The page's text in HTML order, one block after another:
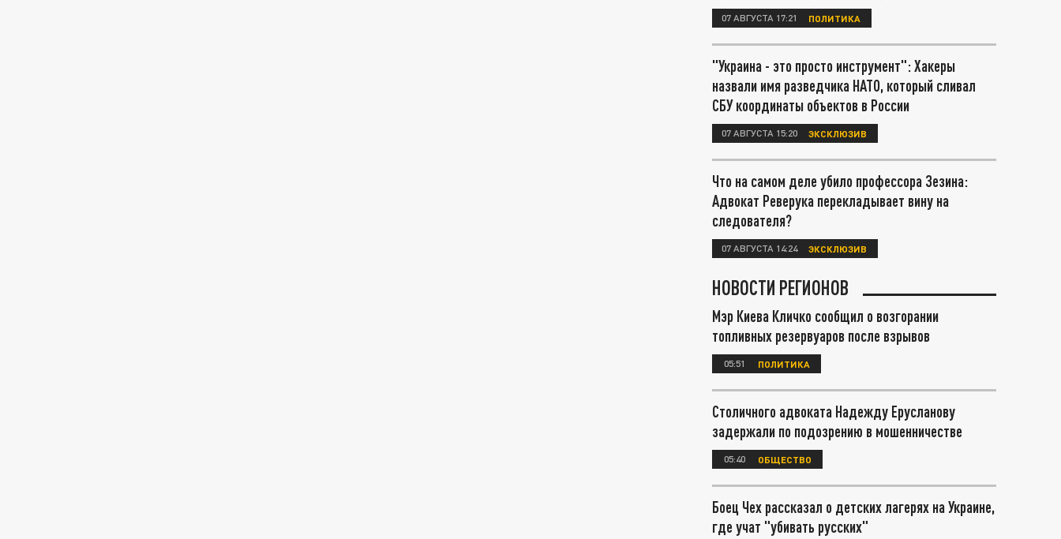
07 АВГУСТА 17:21 ПОЛИТИКА
"Украина - это просто инструмент": Хакеры
назвали имя разведчика НАТО, который сливал
СБУ координаты объектов в России
07 АВГУСТА 15:20 ЭКСКЛЮЗИВ
Что на самом деле убило профессора Зезина:
Адвокат Реверука перекладывает вину на
следователя?
07 АВГУСТА 14:24 ЭКСКЛЮЗИВ
НОВОСТИ РЕГИОНОВ
Мэр Киева Кличко сообщил о возгорании
топливных резервуаров после взрывов
05:51 ПОЛИТИКА
Столичного адвоката Надежду Ерусланову
задержали по подозрению в мошенничестве
05:40 ОБЩЕСТВО
Боец Чех рассказал о детских лагерях на Украине,
где учат "убивать русских"